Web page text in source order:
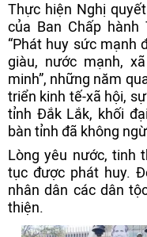
Thực hiện Nghị
của Ban Chấp hành
“Phát huy sức mạnh
giàu, nước mạnh,
minh”, những năm
triển kinh tế-xã hội,
tỉnh Đắk Lắk, khối
bàn tỉnh đã không
Lòng yêu nước, tinh
tục được phát huy.
nhân dân các dân
thiện.